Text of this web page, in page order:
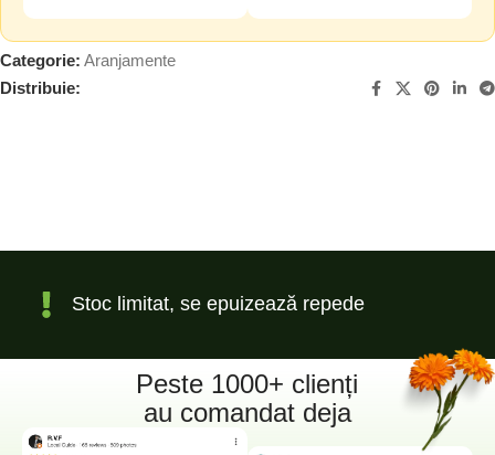
Categorie: Aranjamente
Distribuie:
Stoc limitat, se epuizează repede
Peste 1000+ clienți
au comandat deja